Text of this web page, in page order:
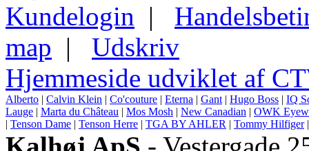
Kundelogin |
map | Udskriv
Hjemmeside udviklet af
Alberto | Calvin Klein | Co'couture | Eterna | Gant | Hugo Boss | IQ
Lauge | Marta du Château | Mos Mosh | New Canadian | OWK
| Tenson Dame | Tenson Herre | TGA BY AHLER | Tommy Hilfiger